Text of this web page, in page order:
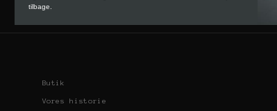
Butik
Vores historie
tilbage.